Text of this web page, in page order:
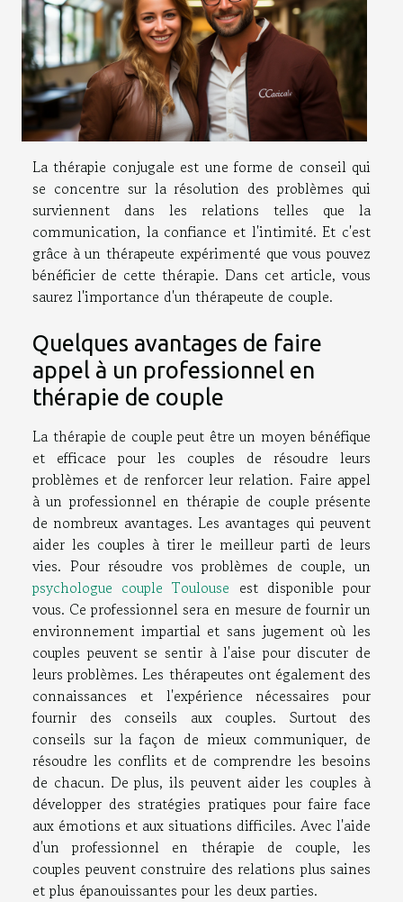
La thérapie conjugale est une forme de conseil qui
se concentre sur la résolution des problèmes qui
surviennent dans les relations telles que la
communication, la confiance et l'intimité. Et c'est
grâce à un thérapeute expérimenté que vous pouvez
bénéficier de cette thérapie. Dans cet article, vous
saurez l'importance d'un thérapeute de couple.
Quelques avantages de faire
appel à un professionnel en
thérapie de couple
La thérapie de couple peut être un moyen bénéfique
et efficace pour les couples de résoudre leurs
problèmes et de renforcer leur relation. Faire appel
à un professionnel en thérapie de couple présente
de nombreux avantages. Les avantages qui peuvent
aider les couples à tirer le meilleur parti de leurs
vies. Pour résoudre vos problèmes de couple, un
psychologue couple Toulouse est disponible pour
vous. Ce professionnel sera en mesure de fournir un
environnement impartial et sans jugement où les
couples peuvent se sentir à l'aise pour discuter de
leurs problèmes. Les thérapeutes ont également des
connaissances et l'expérience nécessaires pour
fournir des conseils aux couples. Surtout des
conseils sur la façon de mieux communiquer, de
résoudre les conflits et de comprendre les besoins
de chacun. De plus, ils peuvent aider les couples à
développer des stratégies pratiques pour faire face
aux émotions et aux situations difficiles. Avec l'aide
d'un professionnel en thérapie de couple, les
couples peuvent construire des relations plus saines
et plus épanouissantes pour les deux parties.